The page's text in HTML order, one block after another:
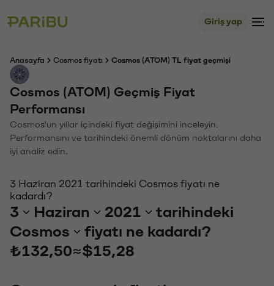
Giriş yap
Anasayfa Cosmos fiyatı Cosmos (ATOM) TL fiyat geçmişi
Cosmos (ATOM) Geçmiş Fiyat
Performansı
Cosmos'un yıllar içindeki fiyat değişimini inceleyin.
Performansını ve tarihindeki önemli dönüm noktalarını daha
iyi analiz edin.
3 Haziran 2021 tarihindeki Cosmos fiyatı ne
kadardı?
3 Haziran 2021
tarihindeki
Cosmos
fiyatı ne kadardı?
₺132,50≈$15,28